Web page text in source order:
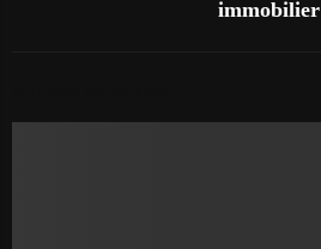
immobilier